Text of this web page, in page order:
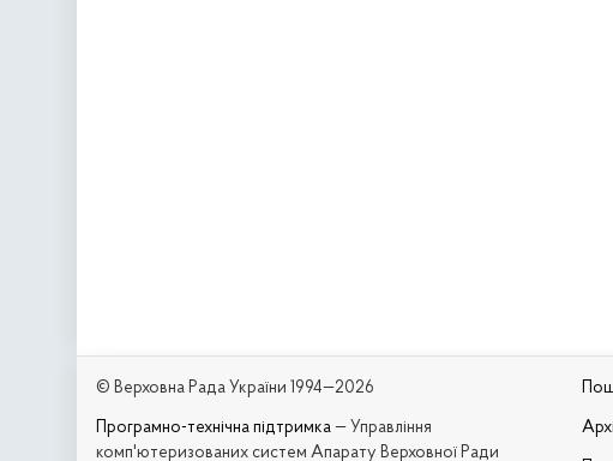
© Верховна Рада України 1994—2026
Програмно-технічна підтримка — Управління
комп'ютеризованих систем Апарату Верховної Ради